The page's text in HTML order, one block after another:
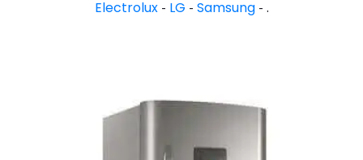
Electrolux- LG - Samsung- .